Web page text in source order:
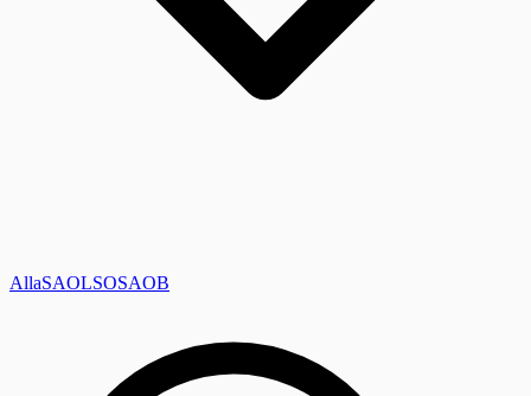
AllaSAOLSOSAOB